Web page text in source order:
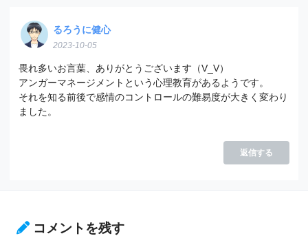
るろうに健心
2023-10-05
畏れ多いお言葉、ありがとうございます（V_V）
アンガーマネージメントという心理教育があるようです。
それを知る前後で感情のコントロールの難易度が大きく変わり
ました。
返信する
コメントを残す